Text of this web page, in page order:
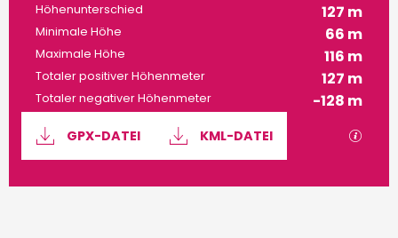
Höhenunterschied 127 m
Minimale Höhe 66 m
Maximale Höhe 116 m
Totaler positiver Höhenmeter 127 m
Totaler negativer Höhenmeter -128 m
Dokumentation
GPX-DATEI KML-DATEI Mit